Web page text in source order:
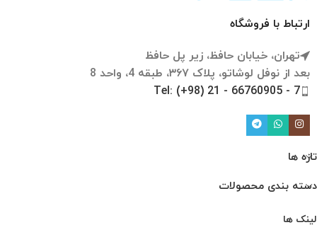
ارتباط با فروشگاه
تهران، خیابان حافظ، زیر پل حافظ
بعد از نوفل لوشاتو، پلاک ۳۶۷، طبقه 4، واحد 8
Tel: (+98) 21 - 66760905 - 7
تازه ها
دسته بندی محصولات
لینک ها